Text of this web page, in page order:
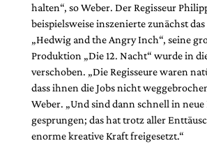
halten“, so Weber. Der Regisseur
beispielsweise inszenierte zunächst
„Hedwig and the Angry Inch“, seine
Produktion „Die 12. Nacht“ wurde in
verschoben. „Die Regisseure waren
dass ihnen die Jobs nicht
Weber. „Und sind dann schnell in neue
gesprungen; das hat trotz aller
enorme kreative Kraft freigesetzt.“